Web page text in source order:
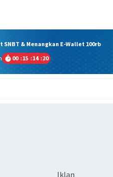
& Menangkan E-Wallet 100rb
00 :15 :14 :20
Iklan